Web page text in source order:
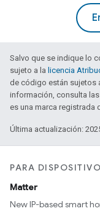
Salvo que se indique lo
sujeto a la licencia
de código están sujetos
información, consulta las
es una marca registrada
Última actualización:
PARA
Matter
New IP-based smart